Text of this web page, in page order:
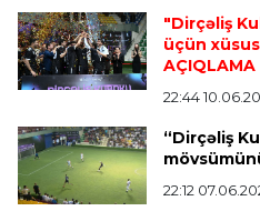
İspaniya L.L. 23:17 05.08.2026
Vinisius "Real Madrid"lə
paylaşımlarını sildi- FOTO
Çempionlar liqası 23:13 05.08.2026
"Sabah" Danimarkadan
"Dirçəliş
üçün
AÇIQLAMA
22:44
“Dirçəliş
22:12